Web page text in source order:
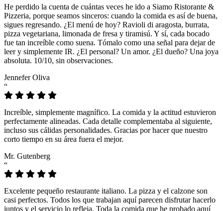
He perdido la cuenta de cuántas veces he ido a Siamo Ristorante &
Pizzeria, porque seamos sinceros: cuando la comida es así de buena,
sigues regresando. ¿El menú de hoy? Ravioli di aragosta, burrata,
pizza vegetariana, limonada de fresa y tiramisú. Y sí, cada bocado
fue tan increíble como suena. Tómalo como una señal para dejar de
leer y simplemente IR. ¿El personal? Un amor. ¿El dueño? Una joya
absoluta. 10/10, sin observaciones.
Jennefer Oliva
“
Increíble, simplemente magnífico. La comida y la actitud estuvieron
perfectamente alineadas. Cada detalle complementaba al siguiente,
incluso sus cálidas personalidades. Gracias por hacer que nuestro
corto tiempo en su área fuera el mejor.
Mr. Gutenberg
“
Excelente pequeño restaurante italiano. La pizza y el calzone son
casi perfectos. Todos los que trabajan aquí parecen disfrutar hacerlo
juntos y el servicio lo refleja. Toda la comida que he probado aquí